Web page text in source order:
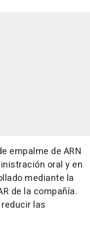
empalme de ARN
oral y en
mediante la
de la compañía.
las